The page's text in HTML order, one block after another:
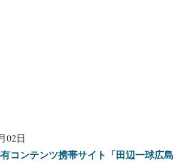
02日
コンテンツ携帯サイト「田辺一球広島